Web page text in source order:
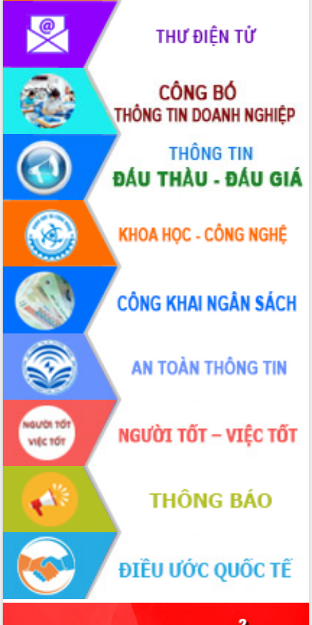
trưởng đạt 5,86% trong năm 2026
UBND tỉnh Đắk Lắk triển khai công tác
quốc phòng, quân sự địa phương năm
2026
Đắk Lắk tập trung toàn lực khắc phục
tồn tại IUU, sẵn sàng làm việc với
Đoàn thanh tra EC
Chủ tịch UBND tỉnh Tạ Anh Tuấn thăm,
chúc mừng các bệnh viện nhân Ngày
Thầy thuốc Việt Nam
Rộn ràng lễ hội truyền thống Sông
nước Đà Nông lần thứ I năm 2026
Kỳ họp Chuyên đề lần thứ Năm, HĐND
tỉnh Đắk Lắk thông qua các nghị quyết
quan trọng
Thống nhất danh sách giới thiệu ứng
cử đại biểu Quốc hội khoá XVI và đại
biểu HĐND tỉnh Đắk Lắk, nhiệm kỳ
2026-2031
Phát động hai phong trào thi đua quan
trọng trong kỷ nguyên mới
Hội nghị lần thứ tư Ban Chỉ đạo công
tác bầu cử tỉnh Đắk Lắk
Hội nghị Báo cáo viên Trung ương
tháng 01/2026
Phó Thủ tướng Hồ Quốc Dũng đánh giá
cao kết quả Chiến dịch Quang Trung
tại Đắk Lắk
Hội nghị Ban Chấp hành Đảng bộ tỉnh
Đắk Lắk lần thứ 2 (mở rộng)
Tập trung giải phóng mặt bằng, đẩy
nhanh tiến độ Tuyến đường bộ ven
Gỡ khó, khởi công xây dựng, sửa chữa
toàn bộ nhà ở cho hộ dân đúng tiến độ
đề ra
UBND tỉnh Đắk Lắk tổng kết công tác
quốc phòng, quân sự địa phương năm
2025
Tập trung triển khai quyết liệt, đồng bộ
các giải pháp nhằm thực hiện hiệu quả